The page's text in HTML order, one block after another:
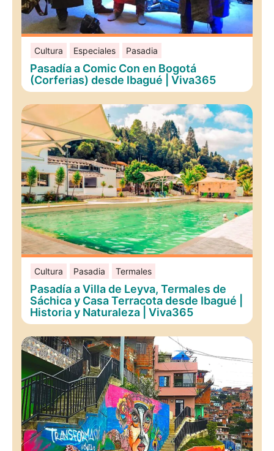
Cultura Especiales Pasadia
Pasadía a Comic Con en Bogotá
(Corferias) desde Ibagué | Viva365
Cultura Pasadia Termales
Pasadía a Villa de Leyva, Termales de
Sáchica y Casa Terracota desde Ibagué |
Historia y Naturaleza | Viva365